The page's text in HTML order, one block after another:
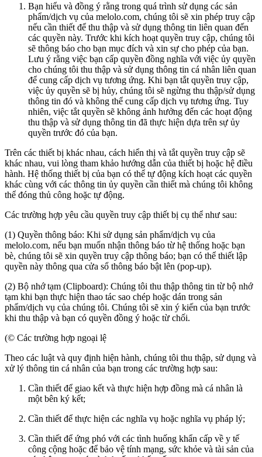
Bạn hiểu và đồng ý rằng trong quá trình sử dụng các sản
phẩm/dịch vụ của melolo.com, chúng tôi sẽ xin phép truy cập
nếu cần thiết để thu thập và sử dụng thông tin liên quan đến
các quyền này. Trước khi kích hoạt quyền truy cập, chúng tôi
sẽ thông báo cho bạn mục đích và xin sự cho phép của bạn.
Lưu ý rằng việc bạn cấp quyền đồng nghĩa với việc ủy quyền
cho chúng tôi thu thập và sử dụng thông tin cá nhân liên quan
để cung cấp dịch vụ tương ứng. Khi bạn tắt quyền truy cập,
việc ủy quyền sẽ bị hủy, chúng tôi sẽ ngừng thu thập/sử dụng
thông tin đó và không thể cung cấp dịch vụ tương ứng. Tuy
nhiên, việc tắt quyền sẽ không ảnh hưởng đến các hoạt động
thu thập và sử dụng thông tin đã thực hiện dựa trên sự ủy
quyền trước đó của bạn.
Trên các thiết bị khác nhau, cách hiển thị và tắt quyền truy cập sẽ
khác nhau, vui lòng tham khảo hướng dẫn của thiết bị hoặc hệ điều
hành. Hệ thống thiết bị của bạn có thể tự động kích hoạt các quyền
khác cùng với các thông tin ủy quyền cần thiết mà chúng tôi không
thể đóng thủ công hoặc tự động.
Các trường hợp yêu cầu quyền truy cập thiết bị cụ thể như sau:
(1) Quyền thông báo: Khi sử dụng sản phẩm/dịch vụ của
melolo.com, nếu bạn muốn nhận thông báo từ hệ thống hoặc bạn
bè, chúng tôi sẽ xin quyền truy cập thông báo; bạn có thể thiết lập
quyền này thông qua cửa sổ thông báo bật lên (pop-up).
(2) Bộ nhớ tạm (Clipboard): Chúng tôi thu thập thông tin từ bộ nhớ
tạm khi bạn thực hiện thao tác sao chép hoặc dán trong sản
phẩm/dịch vụ của chúng tôi. Chúng tôi sẽ xin ý kiến của bạn trước
khi thu thập và bạn có quyền đồng ý hoặc từ chối.
(© Các trường hợp ngoại lệ
Theo các luật và quy định hiện hành, chúng tôi thu thập, sử dụng và
xử lý thông tin cá nhân của bạn trong các trường hợp sau:
Cần thiết để giao kết và thực hiện hợp đồng mà cá nhân là
một bên ký kết;
Cần thiết để thực hiện các nghĩa vụ hoặc nghĩa vụ pháp lý;
Cần thiết để ứng phó với các tình huống khẩn cấp về y tế
công cộng hoặc để bảo vệ tính mạng, sức khỏe và tài sản của